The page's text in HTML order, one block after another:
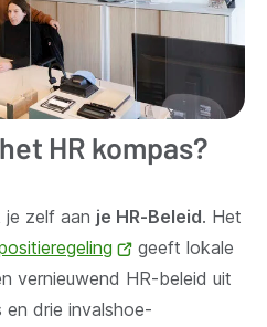
HR kompas?
zelf aan je HR-Beleid. Het
(opent
nieuw
venster)
geeft lokale
vernieuwend HR-beleid uit
en drie in­vals­hoe­